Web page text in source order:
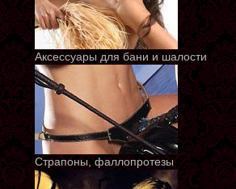
Аксессуары для бани и шалости
Страпоны, фаллопротезы